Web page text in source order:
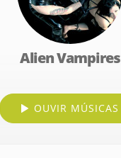
Alien Vampires
OUVIR MÚSICAS